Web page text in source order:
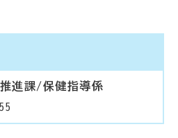
進課/保健指導係